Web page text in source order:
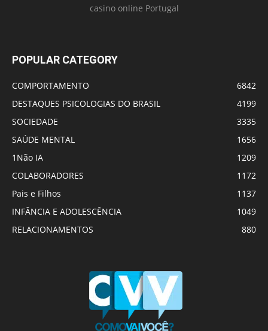
casino online Portugal
POPULAR CATEGORY
COMPORTAMENTO
6842
DESTAQUES PSICOLOGIAS DO BRASIL
4199
SOCIEDADE
3335
SAÚDE MENTAL
1656
1Não IA
1209
COLABORADORES
1172
Pais e Filhos
1137
INFÂNCIA E ADOLESCÊNCIA
1049
RELACIONAMENTOS
880